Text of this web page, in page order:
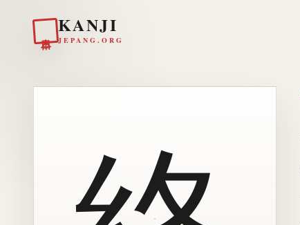
KANJI
JEPANG.ORG